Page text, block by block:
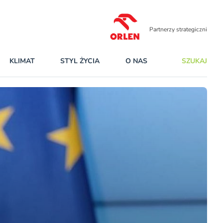
Partnerzy strategiczni
KLIMAT STYL ŻYCIA O NAS SZUKAJ